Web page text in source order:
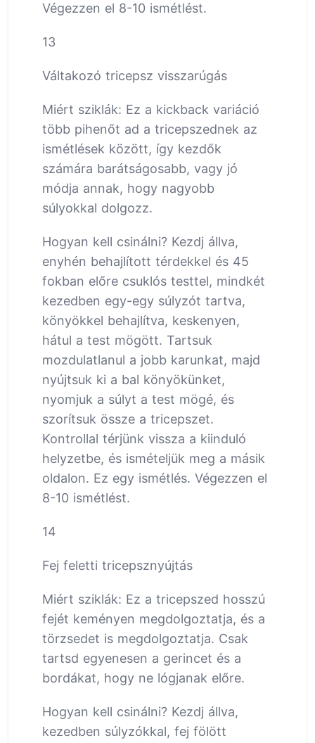
Végezzen el 8-10 ismétlést.
13
Váltakozó tricepsz visszarúgás
Miért sziklák: Ez a kickback variáció
több pihenőt ad a tricepszednek az
ismétlések között, így kezdők
számára barátságosabb, vagy jó
módja annak, hogy nagyobb
súlyokkal dolgozz.
Hogyan kell csinálni? Kezdj állva,
enyhén behajlított térdekkel és 45
fokban előre csuklós testtel, mindkét
kezedben egy-egy súlyzót tartva,
könyökkel behajlítva, keskenyen,
hátul a test mögött. Tartsuk
mozdulatlanul a jobb karunkat, majd
nyújtsuk ki a bal könyökünket,
nyomjuk a súlyt a test mögé, és
szorítsuk össze a tricepszet.
Kontrollal térjünk vissza a kiinduló
helyzetbe, és ismételjük meg a másik
oldalon. Ez egy ismétlés. Végezzen el
8-10 ismétlést.
14
Fej feletti tricepsznyújtás
Miért sziklák: Ez a tricepszed hosszú
fejét keményen megdolgoztatja, és a
törzsedet is megdolgoztatja. Csak
tartsd egyenesen a gerincet és a
bordákat, hogy ne lógjanak előre.
Hogyan kell csinálni? Kezdj állva,
kezedben súlyzókkal, fej fölött